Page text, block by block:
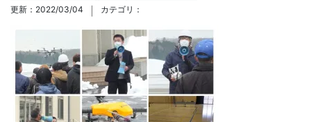
更新：2022/03/04 カテゴリ：